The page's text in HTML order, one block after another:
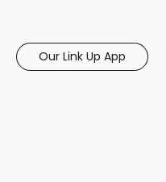
Our Link Up App